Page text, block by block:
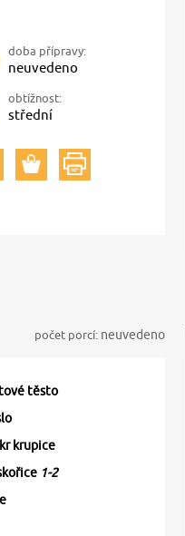
doba přípravy:
neuvedeno
obtížnost:
střední
počet porcí: neuvedeno
těsto
krupice
1-2